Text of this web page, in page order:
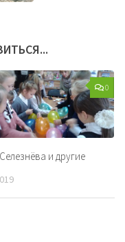
0
и другие